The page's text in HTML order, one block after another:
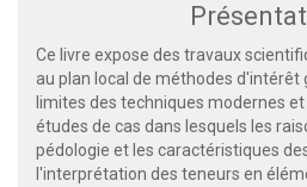
Ce livre expose des travaux
au plan local de méthodes d'intérêt
limites des techniques modernes
études de cas dans lesquels les
pédologie et les caractéristiques
l'interprétation des teneurs en